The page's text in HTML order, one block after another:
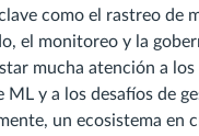
como el rastreo de
el monitoreo y la
mucha atención a los
ML y a los desafíos de
un ecosistema en